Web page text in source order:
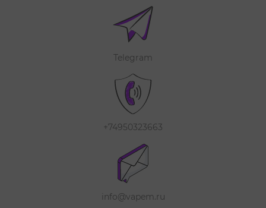
Telegram
+74950323663
info@vapem.ru